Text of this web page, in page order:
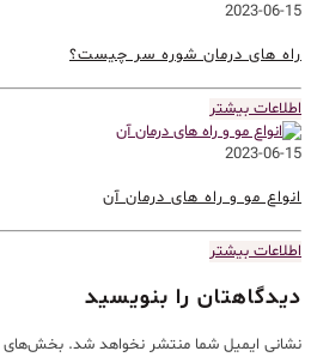
2023-06-15
راه های درمان شوره سر چیست؟
اطلاعات بیشتر
2023-06-15
انواع مو و راه های درمان آن
اطلاعات بیشتر
دیدگاهتان را بنویسید
نشانی ایمیل شما منتشر نخواهد شد. بخش‌های